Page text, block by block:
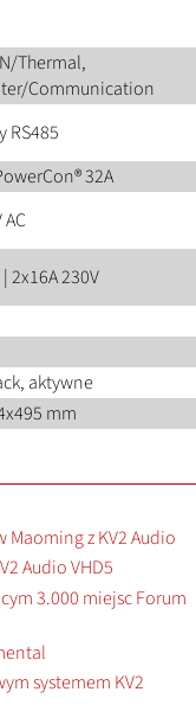
Thermal,
Communication
RS485
32A
2x16A 230V
aktywne
mm
Maoming z KV2 Audio
Audio VHD5
3.000 miejsc Forum
systemem KV2